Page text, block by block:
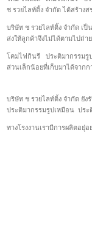
ช รวยไลท์ติ้ง จำกัด ได้สร้าง
บริษัท ช รวยไลท์ติ้ง จำกัด เป็
ส่งให้ลูกค้าจึงไม่ได้ตามไปถ่
โคมไฟกินรี ประติมากรรมรู
ส่วนเล็กน้อยที่เก็บมาได้จาก
บริษัท ช รวยไลท์ติ้ง จำกัด ยั
ประติมากรรมรูปเหมือน ประ
ทางโรงงานเรามีการผลิตอยุ่